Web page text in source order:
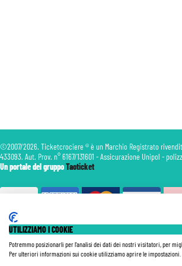
©2007/2026. Ticketcrociere ® è un Marchio Registrato
433093. Aut. Prov. n° 6167/131601 - Assicurazione Unipol -
Un portale del gruppoTaoticket
Le Tariffe pubblicate si intendono per persona (p.p.) con Tasse e Diritti
Tutte le nostre Offerte non sono retroattive.
UTILIZZIAMO I COOKIE
Potremmo posizionarli per l'analisi dei dati dei nostri visitatori, per
Per ulteriori informazioni sui cookie utilizziamo aprire le impostazioni.